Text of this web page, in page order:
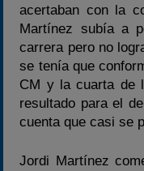
acertaban con la
Martínez subía a
carrera pero no
se tenía que
CM y la cuarta de
resultado para el
cuenta que casi se
Jordi Martínez